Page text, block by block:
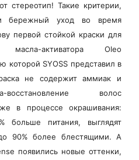
стереотип! Такие критерии,
бережный уход во время
первой стойкой краски для
активатора Oleo
которой SYOSS представил в
не содержит аммиак и
восстановление волос
в процессе окрашивания:
больше питания, выглядят
90% более блестящими. А
появились новые оттенки,